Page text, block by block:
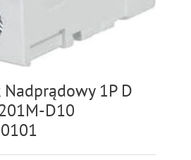
Nadprądowy 1P D
D10